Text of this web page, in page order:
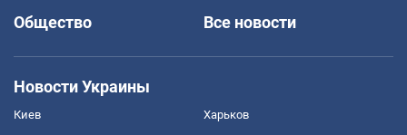
Общество
Все новости
Новости Украины
Киев Харьков